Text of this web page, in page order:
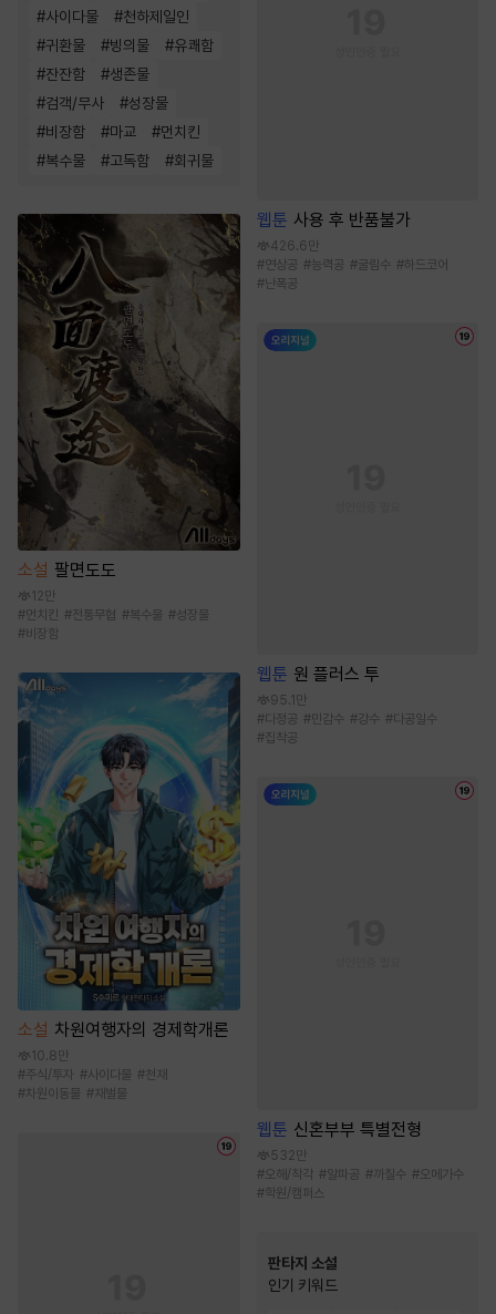
#사이다물 #천하제일인
#귀환물 #빙의물 #유쾌함
#잔잔함 #생존물
#검객/무사 #성장물
#비장함 #마교 #먼치킨
#복수물 #고독함 #회귀물
소설 팔면도도
12만
#먼치킨 #전통무협 #복수물 #성장물
#비장함
소설 차원여행자의 경제학개론
10.8만
#주식/투자 #사이다물 #천재
#차원이동물 # 재벌물
웹툰 사용 후 반품불가
426.6만
#연상공 #능력공 #굴림수 #하드코어
#난폭공
웹툰 원 플러스 투
95.1만
#다정공 #민감수 #강수 #다공일수
#집착공
웹툰 신혼부부 특별전형
532만
#오해/착각 #알파공 #까칠수 #오메가수
#학원/캠퍼스
판타지 소설
인기 키워드